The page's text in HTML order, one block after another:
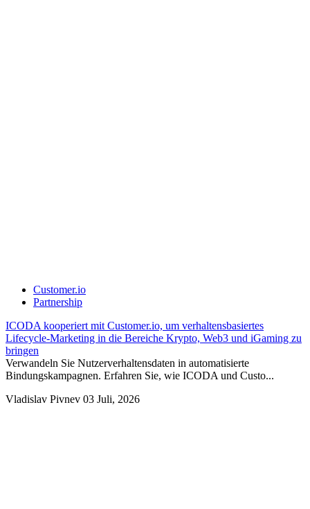
Customer.io
Partnership
ICODA kooperiert mit Customer.io, um verhaltensbasiertes
Lifecycle-Marketing in die Bereiche Krypto, Web3 und iGaming zu
bringen
Verwandeln Sie Nutzerverhaltensdaten in automatisierte
Bindungskampagnen. Erfahren Sie, wie ICODA und Custo...
Vladislav Pivnev 03 Juli, 2026